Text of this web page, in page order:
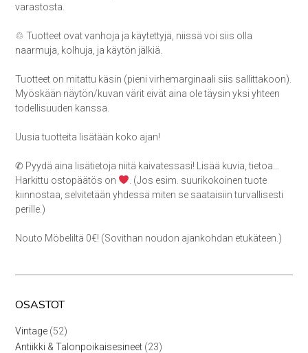
varastosta.
♲ Tuotteet ovat vanhoja ja käytettyjä, niissä voi siis olla
naarmuja, kolhuja, ja käytön jälkiä.
Tuotteet on mitattu käsin (pieni virhemarginaali siis sallittakoon).
Myöskään näytön/kuvan värit eivät aina ole täysin yksi yhteen
todellisuuden kanssa.
Uusia tuotteita lisätään koko ajan!
✆ Pyydä aina lisätietoja niitä kaivatessasi! Lisää kuvia, tietoa…
Harkittu ostopäätös on
. (Jos esim. suurikokoinen tuote
kiinnostaa, selvitetään yhdessä miten se saataisiin turvallisesti
perille.)
Nouto Möbeliltä 0€! (Sovithan noudon ajankohdan etukäteen.)
OSASTOT
Vintage 5252
tuotetta
Antiikki & Talonpoikaisesineet 2323